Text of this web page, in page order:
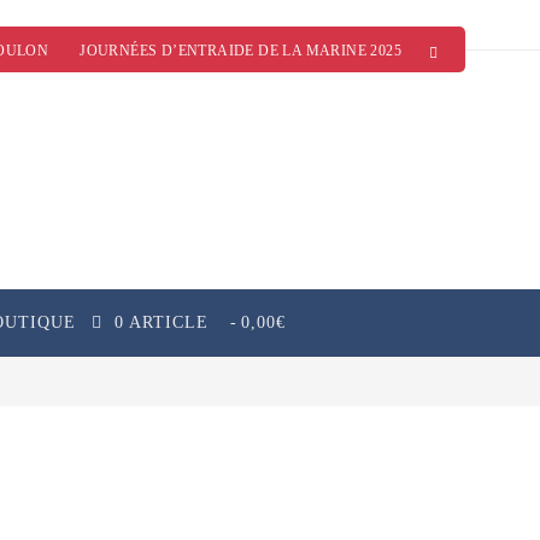
JOURNÉES D’ENTRAIDE DE LA MARINE 2025
0 ARTICLE 0,00€